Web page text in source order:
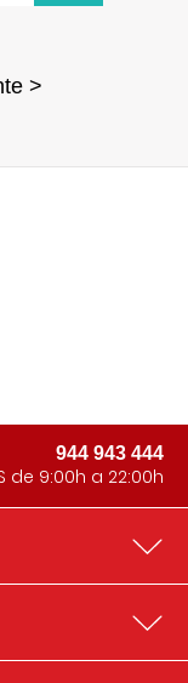
>
944 943 444
de 9:00h a 22:00h